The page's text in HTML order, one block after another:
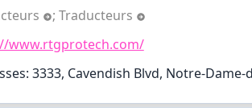
; Traducteurs
www.rtgprotech.com/
3333, Cavendish Blvd, Notre-Dame-